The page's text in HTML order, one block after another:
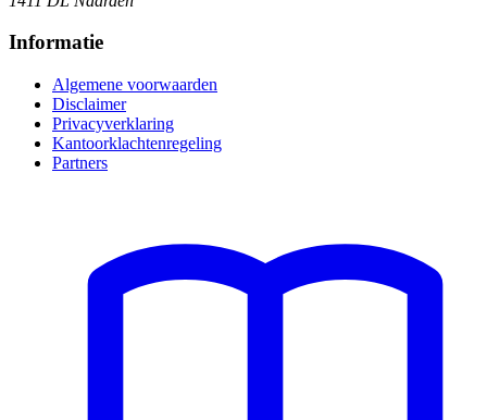
Informatie
Algemene voorwaarden
Disclaimer
Privacyverklaring
Kantoorklachtenregeling
Partners